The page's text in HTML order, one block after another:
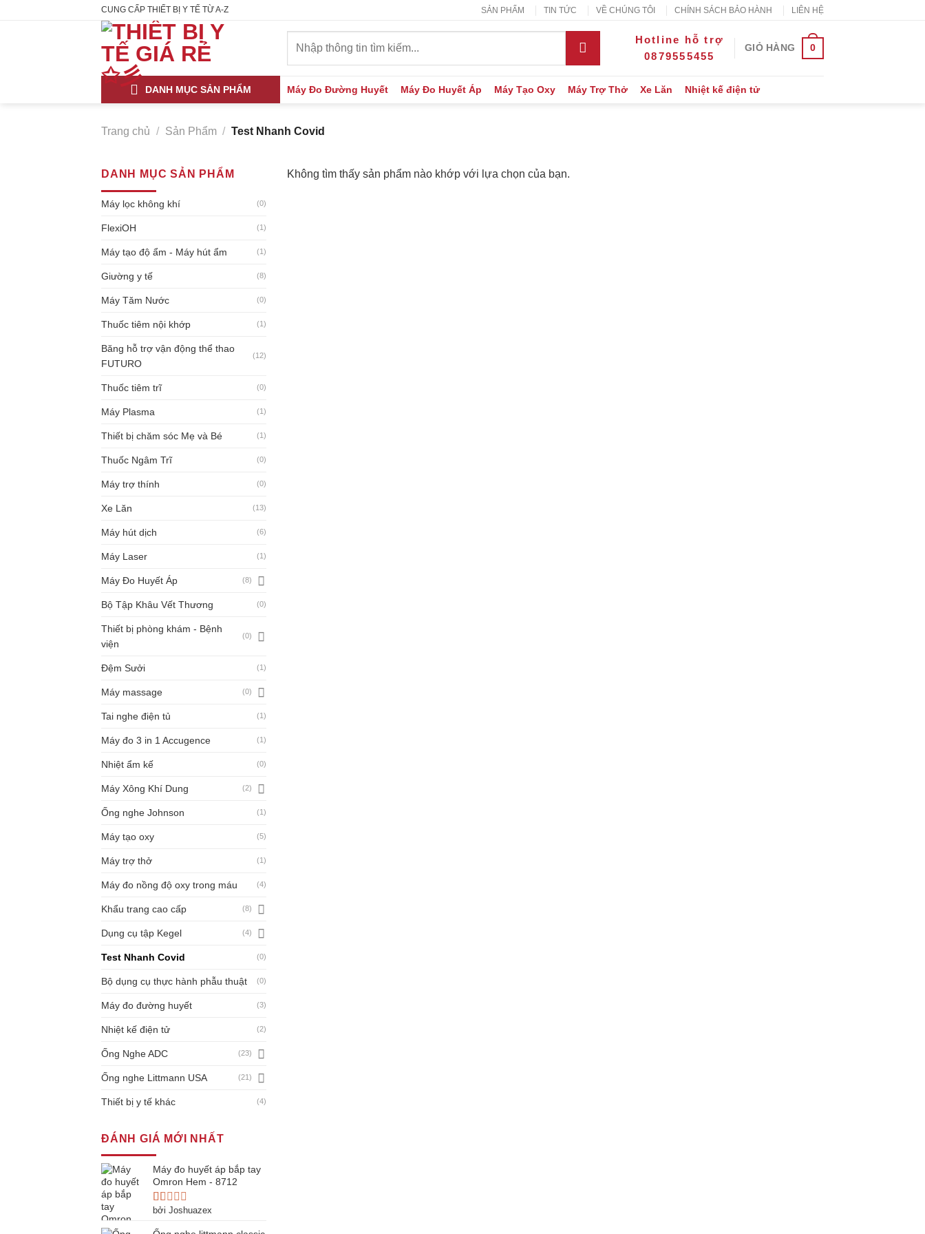
CUNG CẤP THIẾT BỊ Y TẾ TỪ A-Z SẢN PHẨM TIN TỨC VỀ CHÚNG TÔI CHÍNH SÁCH BẢO HÀNH LIÊN HỆ
kiếm:
Hotline hỗ trợ
0879555455
GIỎ HÀNG 0
DANH MỤC SẢN PHẨM Máy Đo Đường Huyết Máy Đo Huyết Áp Máy Tạo Oxy Máy Trợ Thở Xe Lăn Nhiệt kế điện tử
Trang chủ / Sản Phẩm / Test Nhanh Covid
DANH MỤC SẢN PHẨM
Máy lọc không khí (0)
FlexiOH (1)
Máy tạo độ ẩm - Máy hút ẩm (1)
Giường y tế (8)
Máy Tăm Nước (0)
Thuốc tiêm nội khớp (1)
Băng hỗ trợ vận động thể thao
FUTURO
(12)
Thuốc tiêm trĩ (0)
Máy Plasma (1)
Thiết bị chăm sóc Mẹ và Bé (1)
Thuốc Ngâm Trĩ (0)
Máy trợ thính (0)
Xe Lăn (13)
Máy hút dịch (6)
Máy Laser (1)
Máy Đo Huyết Áp (8)
Bộ Tập Khâu Vết Thương (0)
Thiết bị phòng khám - Bệnh
viện
(0)
Đệm Sưởi (1)
Máy massage (0)
Tai nghe điện tủ (1)
Máy đo 3 in 1 Accugence (1)
Nhiệt ẩm kế (0)
Máy Xông Khí Dung (2)
Ống nghe Johnson (1)
Máy tạo oxy (5)
Máy trợ thở (1)
Máy đo nồng độ oxy trong máu (4)
Khẩu trang cao cấp (8)
Dụng cụ tập Kegel (4)
Test Nhanh Covid (0)
Bộ dụng cụ thực hành phẫu thuật (0)
Máy đo đường huyết (3)
Nhiệt kế điện tử (2)
Ống Nghe ADC (23)
Ống nghe Littmann USA (21)
Thiết bị y tế khác (4)
ĐÁNH GIÁ MỚI NHẤT
Máy đo huyết áp bắp tay
Omron Hem - 8712
Được
bởi Joshuazex
Không tìm thấy sản phẩm nào khớp với lựa chọn của bạn.